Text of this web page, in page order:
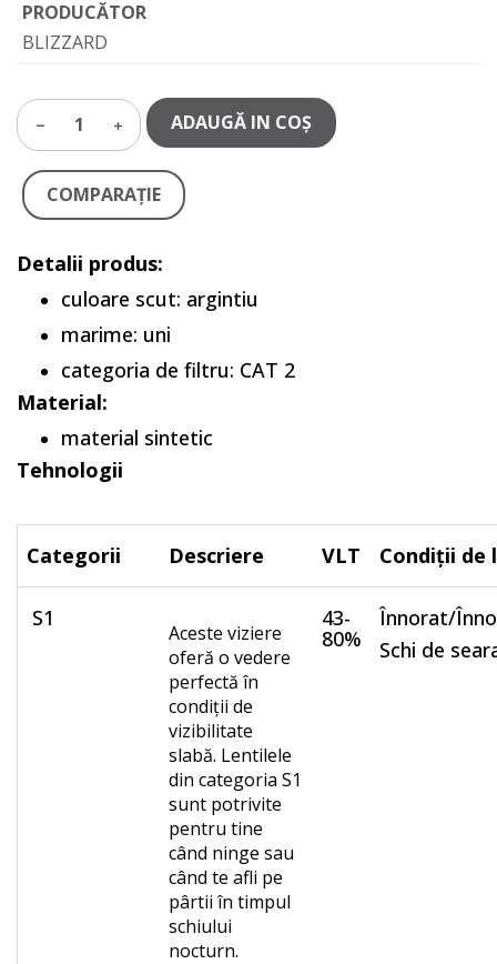
PRODUCĂTOR
BLIZZARD
1 ADAUGĂ IN COŞ
COMPARAŢIE
Detalii produs:
culoare scut: argintiu
marime: uni
categoria de filtru: CAT 2
Material:
material sintetic
Tehnologii
Categorii Descriere VLT Condiții de
S1
Aceste viziere
oferă o vedere
perfectă în
condiții de
vizibilitate
slabă. Lentilele
din categoria S1
sunt potrivite
pentru tine
când ninge sau
când te afli pe
pârtii în timpul
schiului
nocturn.
43-
80%
Înnorat/
Schi de